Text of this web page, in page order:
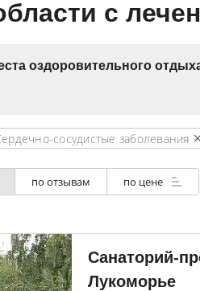
с
оздоровительного
сосудистые заболевания
по отзывам по цене
Санаторий-
Лукоморье